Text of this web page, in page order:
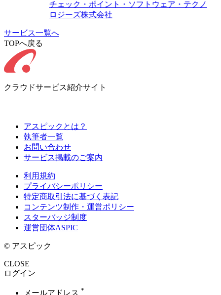
チェック・ポイント・ソフトウェア・テクノ
ロジーズ株式会社
サービス一覧へ
TOPへ戻る
クラウドサービス紹介サイト
アスピックとは？
執筆者一覧
お問い合わせ
サービス掲載のご案内
利用規約
プライバシーポリシー
特定商取引法に基づく表記
コンテンツ制作・運営ポリシー
スターバッジ制度
運営団体ASPIC
© アスピック
CLOSE
ログイン
メールアドレス *